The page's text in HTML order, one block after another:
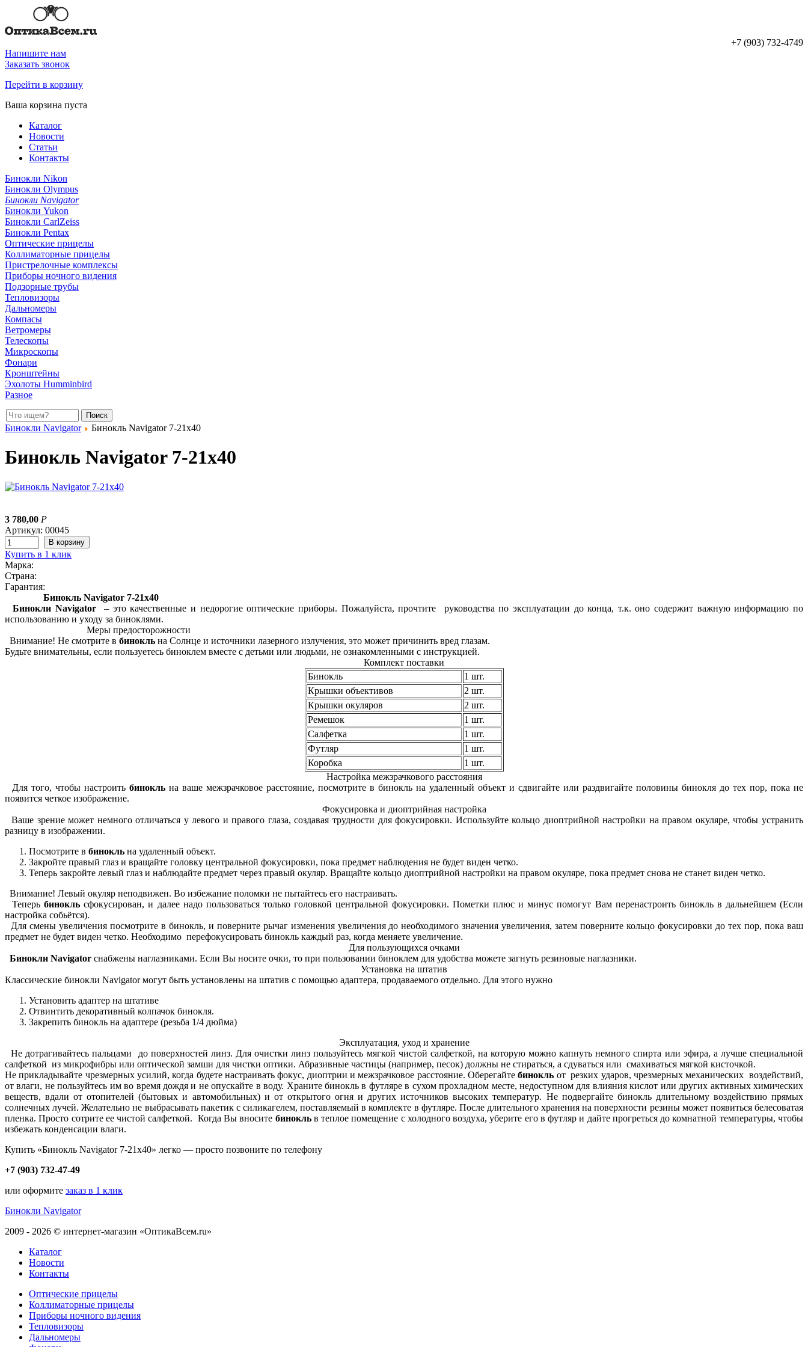
+7 (903) 732-4749
Напишите нам
Заказать звонок
Перейти в корзину
Ваша корзина пуста
Каталог
Новости
Статьи
Контакты
Бинокли Nikon
Бинокли Olympus
Бинокли Navigator
Бинокли Yukon
Бинокли CarlZeiss
Бинокли Pentax
Оптические прицелы
Коллиматорные прицелы
Пристрелочные комплексы
Приборы ночного видения
Подзорные трубы
Тепловизоры
Дальномеры
Компасы
Ветромеры
Телескопы
Микроскопы
Фонари
Кронштейны
Эхолоты Humminbird
Разное
Бинокли Navigator Бинокль Navigator 7-21x40
Бинокль Navigator 7-21x40
3 780,00 Р
Артикул: 00045
Купить в 1 клик
Марка:
Страна:
Гарантия:
Бинокль Navigator 7-21x40
Бинокли Navigator– это качественные и недорогие оптические приборы. Пожалуйста, прочтите руководства по эксплуатации до конца, т.к. оно содержит важную информацию по
использованию и уходу за биноклями.
Меры предосторожности
Внимание! Не смотрите в бинокль на Солнце и источники лазерного излучения, это может причинить вред глазам.
Будьте внимательны, если пользуетесь биноклем вместе с детьми или людьми, не ознакомленными с инструкцией.
Комплект поставки
Бинокль
1 шт.
Крышки объективов
2 шт.
Крышки окуляров
2 шт.
Ремешок
1 шт.
Салфетка
1 шт.
Футляр
1 шт.
Коробка
1 шт.
Настройка межзрачкового расстояния
Для того, чтобы настроить бинокль на ваше межзрачковое расстояние, посмотрите в бинокль на удаленный объект и сдвигайте или раздвигайте половины бинокля до тех пор, пока не
появится четкое изображение.
Фокусировка и диоптрийная настройка
Ваше зрение может немного отличаться у левого и правого глаза, создавая трудности для фокусировки. Используйте кольцо диоптрийной настройки на правом окуляре, чтобы устранить
разницу в изображении.
Посмотрите в бинокль на удаленный объект.
Закройте правый глаз и вращайте головку центральной фокусировки, пока предмет наблюдения не будет виден четко.
Теперь закройте левый глаз и наблюдайте предмет через правый окуляр. Вращайте кольцо диоптрийной настройки на правом окуляре, пока предмет снова не станет виден четко.
Внимание! Левый окуляр неподвижен. Во избежание поломки не пытайтесь его настраивать.
Теперьбинокль сфокусирован, и далее надо пользоваться только головкой центральной фокусировки. Пометки плюс и минус помогут Вам перенастроить бинокль в дальнейшем (Если
настройка собьётся).
Для смены увеличения посмотрите в бинокль, и поверните рычаг изменения увеличения до необходимого значения увеличения, затем поверните кольцо фокусировки до тех пор, пока ваш
предмет не будет виден четко. Необходимо перефокусировать бинокль каждый раз, когда меняете увеличение.
Для пользующихся очками
Бинокли Navigator снабжены наглазниками. Если Вы носите очки, то при пользовании биноклем для удобства можете загнуть резиновые наглазники.
Установка на штатив
Классические бинокли Navigator могут быть установлены на штатив с помощью адаптера, продаваемого отдельно. Для этого нужно
Установить адаптер на штативе
Отвинтить декоративный колпачок бинокля.
Закрепить бинокль на адаптере (резьба 1/4 дюйма)
Эксплуатация, уход и хранение
Не дотрагивайтесь пальцами до поверхностей линз. Для очистки линз пользуйтесь мягкой чистой салфеткой, на которую можно капнуть немного спирта или эфира, а лучше специальной
салфеткой из микрофибры или оптической замши для чистки оптики. Абразивные частицы (например, песок) должны не стираться, а сдуваться или смахиваться мягкой кисточкой.
Не прикладывайте чрезмерных усилий, когда будете настраивать фокус, диоптрии и межзрачковое расстояние. Оберегайтебинокль от резких ударов, чрезмерных механических воздействий,
от влаги, не пользуйтесь им во время дождя и не опускайте в воду. Храните бинокль в футляре в сухом прохладном месте, недоступном для влияния кислот или других активных химических
веществ, вдали от отопителей (бытовых и автомобильных) и от открытого огня и других источников высоких температур. Не подвергайте бинокль длительному воздействию прямых
солнечных лучей. Желательно не выбрасывать пакетик с силикагелем, поставляемый в комплекте в футляре. После длительного хранения на поверхности резины может появиться белесоватая
пленка. Просто сотрите ее чистой салфеткой. Когда Вы вносите бинокльв теплое помещение с холодного воздуха, уберите его в футляр и дайте прогреться до комнатной температуры, чтобы
избежать конденсации влаги.
Купить «Бинокль Navigator 7-21x40» легко — просто позвоните по телефону
+7 (903) 732-47-49
или оформите заказ в 1 клик
Бинокли Navigator
2009 - 2026 © интернет-магазин «ОптикаВсем.ru»
Каталог
Новости
Контакты
Оптические прицелы
Коллиматорные прицелы
Приборы ночного видения
Тепловизоры
Дальномеры